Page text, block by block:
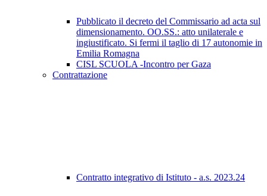
Pubblicato il decreto del Commissario ad acta sul
dimensionamento. OO.SS.: atto unilaterale e
ingiustificato. Si fermi il taglio di 17 autonomie in
Emilia Romagna
CISL SCUOLA -Incontro per Gaza
Contrattazione
Contratto integrativo di Istituto - a.s. 2023.24